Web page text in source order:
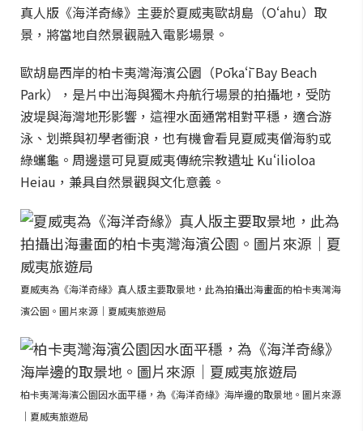
真人版《海洋奇緣》主要於夏威夷歐胡島（Oʻahu）取
景，將當地自然景觀融入電影場景。
歐胡島西岸的柏卡夷灣海濱公園（Pōkaʻī Bay Beach
Park），是片中出海與獨木舟航行場景的拍攝地，受防
波堤與海灣地形影響，這裡水面通常相對平穩，適合游
泳、划槳與初學者衝浪，也有機會看見夏威夷僧海豹或
綠蠵龜。周邊還可見夏威夷傳統宗教遺址 Kuʻilioloa
Heiau，兼具自然景觀與文化意義。
夏威夷為《海洋奇緣》真人版主要取景地，此為拍攝出海畫面的柏卡夷灣海
濱公園。圖片來源｜夏威夷旅遊局
柏卡夷灣海濱公園因水面平穩，為《海洋奇緣》海岸邊的取景地。圖片來源
｜夏威夷旅遊局